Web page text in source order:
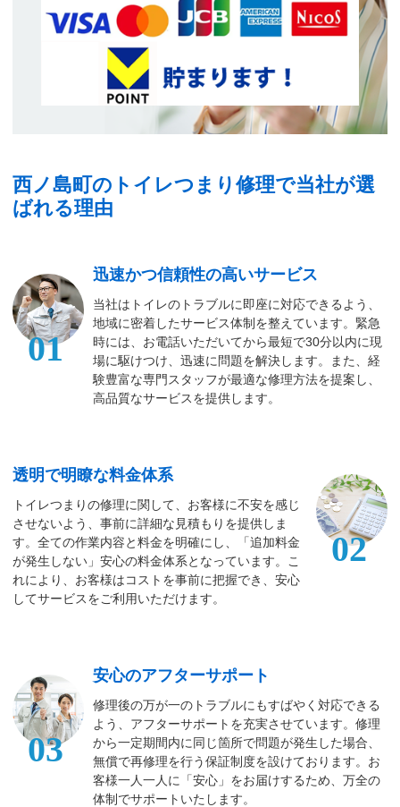
西ノ島町のトイレつまり修理で当社が選
ばれる理由
01
迅速かつ信頼性の高いサービス
当社はトイレのトラブルに即座に対応できるよう、
地域に密着したサービス体制を整えています。緊急
時には、お電話いただいてから最短で30分以内に現
場に駆けつけ、迅速に問題を解決します。また、経
験豊富な専門スタッフが最適な修理方法を提案し、
高品質なサービスを提供します。
02
透明で明瞭な料金体系
トイレつまりの修理に関して、お客様に不安を感じ
させないよう、事前に詳細な見積もりを提供しま
す。全ての作業内容と料金を明確にし、「追加料金
が発生しない」安心の料金体系となっています。こ
れにより、お客様はコストを事前に把握でき、安心
してサービスをご利用いただけます。
03
安心のアフターサポート
修理後の万が一のトラブルにもすばやく対応できる
よう、アフターサポートを充実させています。修理
から一定期間内に同じ箇所で問題が発生した場合、
無償で再修理を行う保証制度を設けております。お
客様一人一人に「安心」をお届けするため、万全の
体制でサポートいたします。